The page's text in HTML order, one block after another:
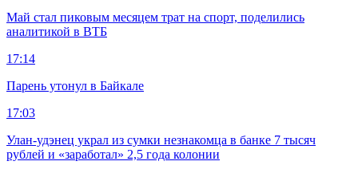
Май стал пиковым месяцем трат на спорт, поделились
аналитикой в ВТБ
17:14
Парень утонул в Байкале
17:03
Улан-удэнец украл из сумки незнакомца в банке 7 тысяч
рублей и «заработал» 2,5 года колонии